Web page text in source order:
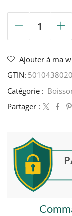
quantité
de
-
Vimto
Ajouter à ma
GTIN:
Catégorie :
Partager :